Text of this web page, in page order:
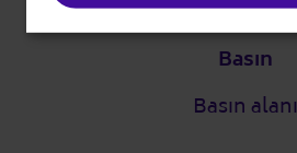
Basın
Basın alanı